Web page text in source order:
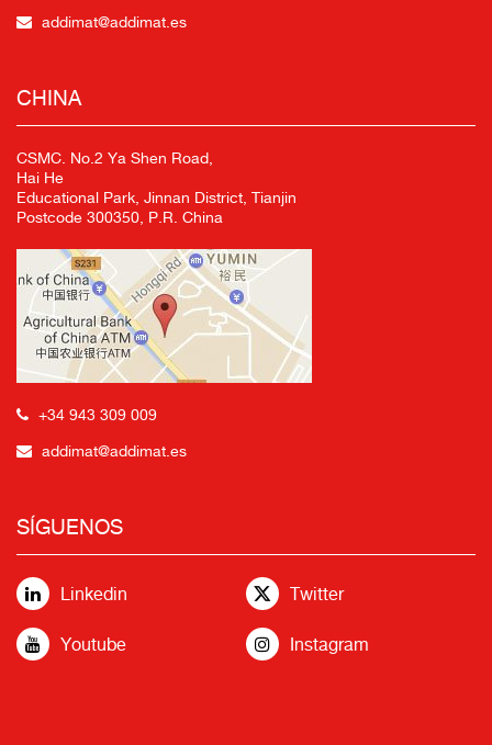
addimat@addimat.es
CHINA
CSMC. No.2 Ya Shen Road,
Hai He
Educational Park, Jinnan District, Tianjin
Postcode 300350, P.R. China
+34 943 309 009
addimat@addimat.es
SÍGUENOS
Linkedin Twitter
Youtube Instagram